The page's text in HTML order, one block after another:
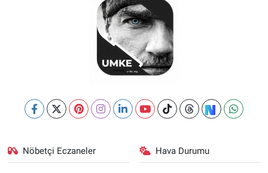
Nöbetçi Eczaneler Hava Durumu